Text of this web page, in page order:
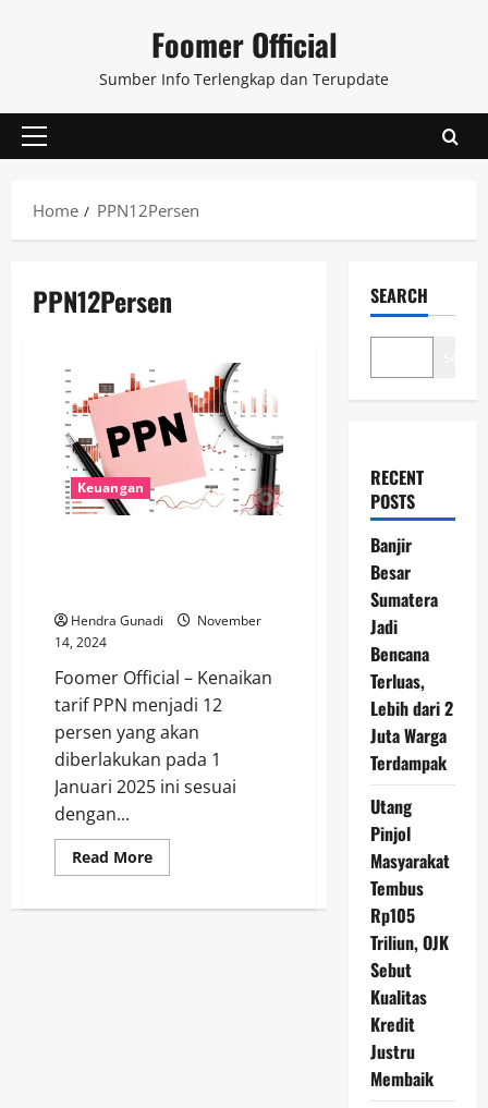
Foomer Official
Sumber Info Terlengkap dan Terupdate
Primary
Home
PPN12Persen
PPN12Persen
Keuangan
Hendra Gunadi
November
14, 2024
Foomer Official – Kenaikan
tarif PPN menjadi 12
persen yang akan
diberlakukan pada 1
Januari 2025 ini sesuai
dengan...
Read MoreRead
more
Meluas
SEARCH
RECENT
POSTS
Banjir
Besar
Sumatera
Jadi
Bencana
Terluas,
Lebih dari 2
Juta Warga
Terdampak
Utang
Pinjol
Masyarakat
Tembus
Rp105
Triliun, OJK
Sebut
Kualitas
Kredit
Justru
Membaik